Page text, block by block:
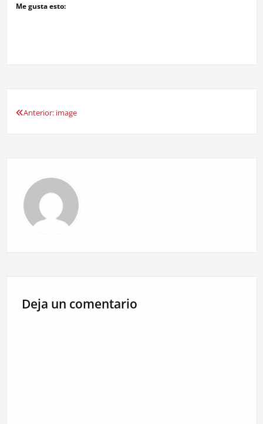
Me gusta esto:
Navegación
Anterior: image
Deja un comentario